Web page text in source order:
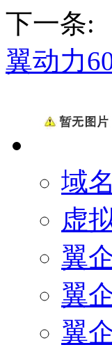
下一条:
翼动力
域
虚
翼
翼
翼